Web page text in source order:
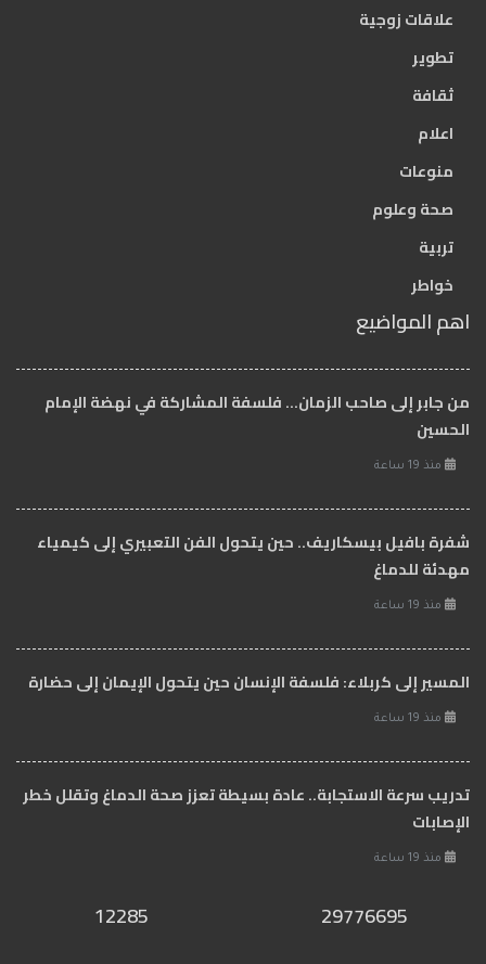
علاقات زوجية
تطوير
ثقافة
اعلام
منوعات
صحة وعلوم
تربية
خواطر
اهم المواضيع
من جابر إلى صاحب الزمان… فلسفة المشاركة في نهضة الإمام
الحسين
منذ 19 ساعة
شفرة بافيل بيسكاريف.. حين يتحول الفن التعبيري إلى كيمياء
مهدئة للدماغ
منذ 19 ساعة
المسير إلى كربلاء: فلسفة الإنسان حين يتحول الإيمان إلى حضارة
منذ 19 ساعة
تدريب سرعة الاستجابة.. عادة بسيطة تعزز صحة الدماغ وتقلل خطر
الإصابات
منذ 19 ساعة
29776695
12285